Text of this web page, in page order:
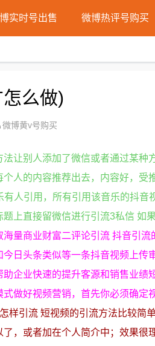
实时号出售 微博热评号购买
么做)
微博黄v号购买
让别人添加了微信或者通过某种
人的内容推荐出去，内容好，受
人引用，所有引用该音乐的抖音
上直接留微信进行引流3私信 如果
量商业财富二评论引流 抖音引
日头条类似等一条抖音视频上传
企业快速的提升客源和销售业绩
做好视频营销，首先你必须确定
样引流 短视频的引流方法比较简
，或者加在个人简介中；效果很